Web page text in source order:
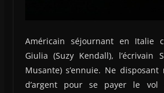
Américain séjournant en Italie
Giulia (Suzy Kendall), l’écrivain
Musante) s’ennuie. Ne disposant
d’argent pour se payer le